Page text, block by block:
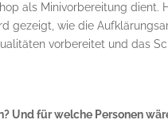
als Minivorbereitung dient.
gezeigt, wie die
vorbereitet und das
Und für welche Personen